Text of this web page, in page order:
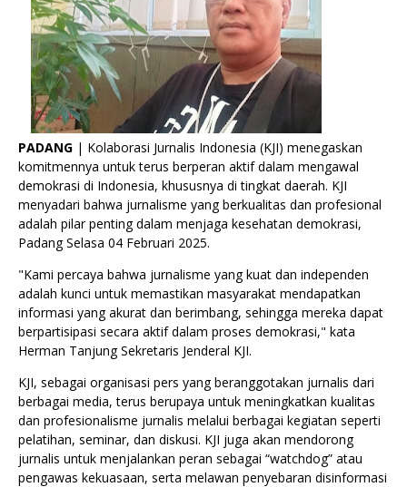
PADANG | Kolaborasi Jurnalis Indonesia (KJI) menegaskan
komitmennya untuk terus berperan aktif dalam mengawal
demokrasi di Indonesia, khususnya di tingkat daerah. KJI
menyadari bahwa jurnalisme yang berkualitas dan profesional
adalah pilar penting dalam menjaga kesehatan demokrasi,
Padang Selasa 04 Februari 2025.
"Kami percaya bahwa jurnalisme yang kuat dan independen
adalah kunci untuk memastikan masyarakat mendapatkan
informasi yang akurat dan berimbang, sehingga mereka dapat
berpartisipasi secara aktif dalam proses demokrasi," kata
Herman Tanjung Sekretaris Jenderal KJI.
KJI, sebagai organisasi pers yang beranggotakan jurnalis dari
berbagai media, terus berupaya untuk meningkatkan kualitas
dan profesionalisme jurnalis melalui berbagai kegiatan seperti
pelatihan, seminar, dan diskusi. KJI juga akan mendorong
jurnalis untuk menjalankan peran sebagai “watchdog” atau
pengawas kekuasaan, serta melawan penyebaran disinformasi